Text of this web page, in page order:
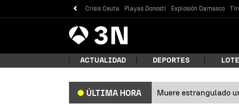
Crisis Ceuta Playas Donosti Explosión Damasco
Antena
3 Noticias
ACTUALIDAD DEPORTES
ÚLTIMA HORA Muere estrangulado